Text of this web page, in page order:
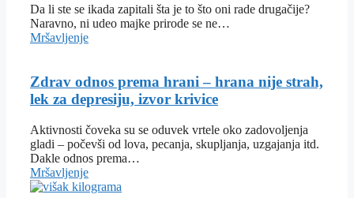
Da li ste se ikada zapitali šta je to što oni rade drugačije?
Naravno, ni udeo majke prirode se ne…
Mršavljenje
Zdrav odnos prema hrani – hrana nije strah,
lek za depresiju, izvor krivice
Aktivnosti čoveka su se oduvek vrtele oko zadovoljenja
gladi – počevši od lova, pecanja, skupljanja, uzgajanja itd.
Dakle odnos prema…
Mršavljenje